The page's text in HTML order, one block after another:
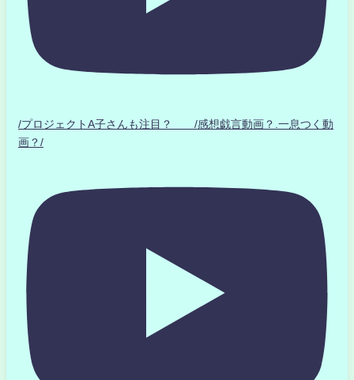
/プロジェクトA子さんも注目？ /感想戯言動画？.一息つく動
画？/